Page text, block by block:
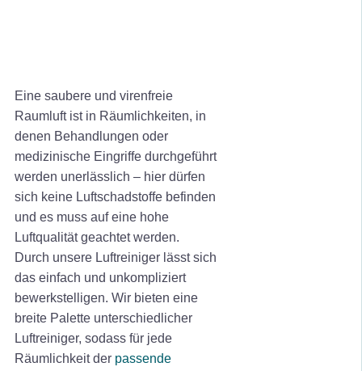
Eine saubere und virenfreie
Raumluft ist in Räumlichkeiten, in
denen Behandlungen oder
medizinische Eingriffe durchgeführt
werden unerlässlich – hier dürfen
sich keine Luftschadstoffe befinden
und es muss auf eine hohe
Luftqualität geachtet werden.
Durch unsere Luftreiniger lässt sich
das einfach und unkompliziert
bewerkstelligen. Wir bieten eine
breite Palette unterschiedlicher
Luftreiniger, sodass für jede
Räumlichkeit der passende